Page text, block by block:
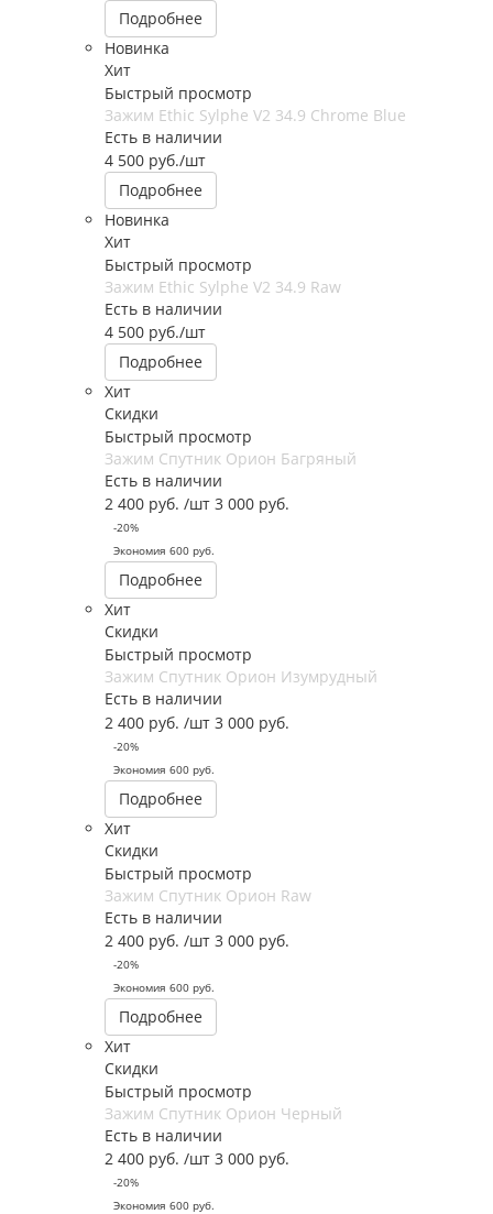
Подробнее
Новинка
Хит
Быстрый просмотр
Зажим Ethic Sylphe V2 34.9 Chrome Blue
Есть в наличии
4 500 руб./шт
Подробнее
Новинка
Хит
Быстрый просмотр
Зажим Ethic Sylphe V2 34.9 Raw
Есть в наличии
4 500 руб./шт
Подробнее
Хит
Скидки
Быстрый просмотр
Зажим Спутник Орион Багряный
Есть в наличии
2 400 руб. /шт 3 000 руб.
-20%
Экономия 600 руб.
Подробнее
Хит
Скидки
Быстрый просмотр
Зажим Спутник Орион Изумрудный
Есть в наличии
2 400 руб. /шт 3 000 руб.
-20%
Экономия 600 руб.
Подробнее
Хит
Скидки
Быстрый просмотр
Зажим Спутник Орион Raw
Есть в наличии
2 400 руб. /шт 3 000 руб.
-20%
Экономия 600 руб.
Подробнее
Хит
Скидки
Быстрый просмотр
Зажим Спутник Орион Черный
Есть в наличии
2 400 руб. /шт 3 000 руб.
-20%
Экономия 600 руб.